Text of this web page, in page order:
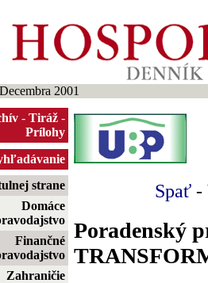
2001
- Tiráž -
Prílohy
strane
Domáce
Finančné
Zahraničie
Spať -
Poradenský